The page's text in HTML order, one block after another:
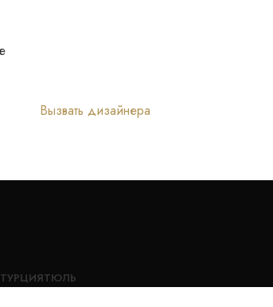
Вызвать дизайнера
ТУРЦИЯТЮЛЬ